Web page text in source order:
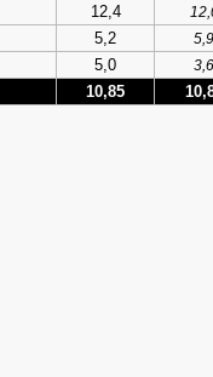
12,4
5,2
5,9
5,0 3,6
10,85